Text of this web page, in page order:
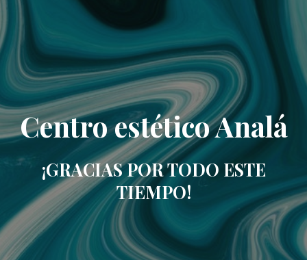
Centro estético Analá
¡GRACIAS POR TODO ESTE
TIEMPO!